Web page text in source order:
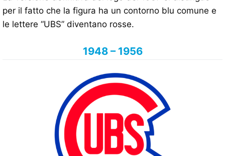
per il fatto che la figura ha un contorno blu comune e
le lettere “UBS” diventano rosse.
1948 – 1956